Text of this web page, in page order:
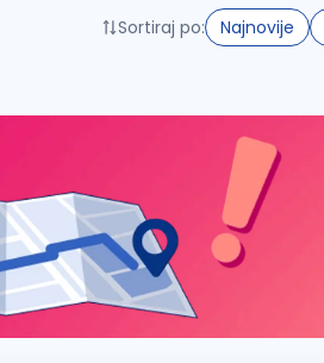
Sortiraj po: Najnovije